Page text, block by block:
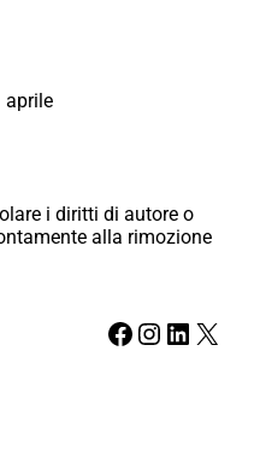
aprile
i diritti di autore o
alla rimozione
Facebook Instagram LinkedIn X